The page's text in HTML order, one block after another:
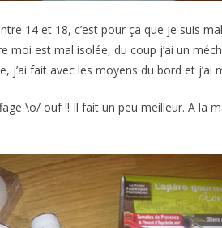
14 et 18, c’est pour ça que je suis
moi est mal isolée, du coup j’ai un
j’ai fait avec les moyens du bord et j’ai
\o/ ouf !! Il fait un peu meilleur. A la